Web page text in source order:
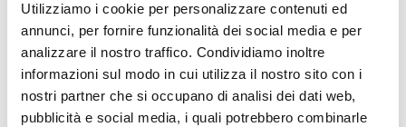
Utilizziamo i cookie per personalizzare contenuti ed
annunci, per fornire funzionalità dei social media e per
analizzare il nostro traffico. Condividiamo inoltre
informazioni sul modo in cui utilizza il nostro sito con i
nostri partner che si occupano di analisi dei dati web,
pubblicità e social media, i quali potrebbero combinarle